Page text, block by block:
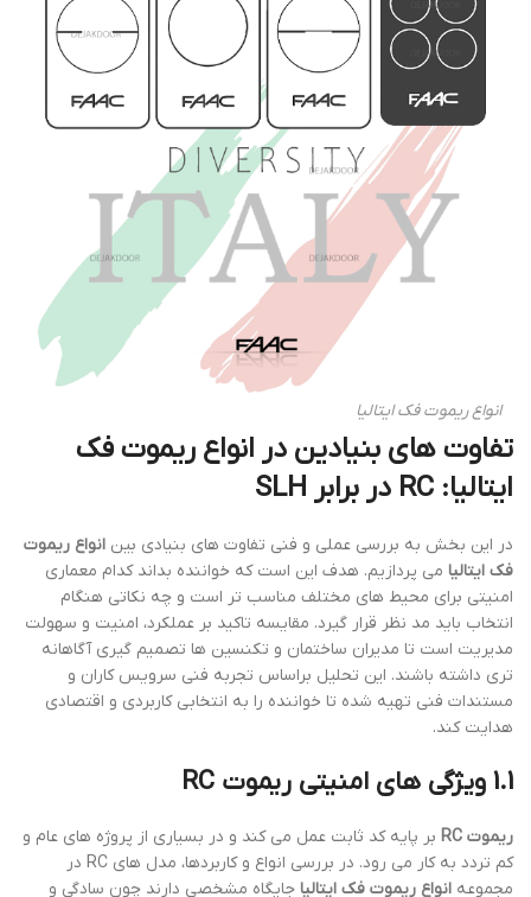
انواع ریموت فک ایتالیا
تفاوت های بنیادین در انواع ریموت فک
ایتالیا: RC در برابر SLH
در این بخش به بررسی عملی و فنی تفاوت های بنیادی بین انواع ریموت
فک ایتالیا می پردازیم. هدف این است که خواننده بداند کدام معماری
امنیتی برای محیط های مختلف مناسب تر است و چه نکاتی هنگام
انتخاب باید مد نظر قرار گیرد. مقایسه تاکید بر عملکرد، امنیت و سهولت
مدیریت است تا مدیران ساختمان و تکنسین ها تصمیم گیری آگاهانه
تری داشته باشند. این تحلیل براساس تجربه فنی سرویس کاران و
مستندات فنی تهیه شده تا خواننده را به انتخابی کاربردی و اقتصادی
هدایت کند.
1.1 ویژگی های امنیتی ریموت RC
ریموت RC
بر پایه کد ثابت عمل می کند و در بسیاری از پروژه های عام و
کم تردد به کار می رود. در بررسی انواع و کاربردها، مدل های RC در
مجموعه انواع ریموت فک ایتالیا جایگاه مشخصی دارند چون سادگی و